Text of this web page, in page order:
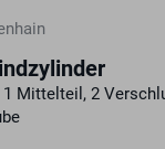
Mittelteil, 2